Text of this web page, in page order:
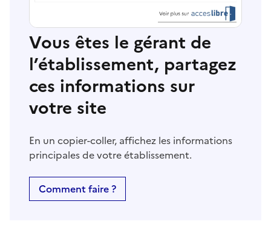
Vous êtes le gérant de
l’établissement, partagez
ces informations sur
votre site
En un copier-coller, affichez les informations
principales de votre établissement.
Comment faire ?